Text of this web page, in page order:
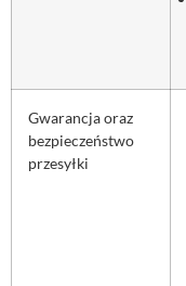
Gwarancja oraz
bezpieczeństwo
przesyłki